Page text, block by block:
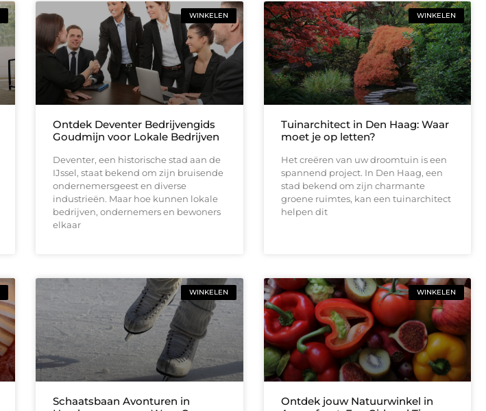
WINKELEN
Ontdek Deventer Bedrijvengids
Goudmijn voor Lokale Bedrijven
Deventer, een historische stad aan de
IJssel, staat bekend om zijn bruisende
ondernemersgeest en diverse
industrieën. Maar hoe kunnen lokale
bedrijven, ondernemers en bewoners
elkaar
WINKELEN
Tuinarchitect in Den Haag: Waar
moet je op letten?
Het creëren van uw droomtuin is een
spannend project. In Den Haag, een
stad bekend om zijn charmante
groene ruimtes, kan een tuinarchitect
helpen dit
WINKELEN
Schaatsbaan Avonturen in
WINKELEN
Ontdek jouw Natuurwinkel in